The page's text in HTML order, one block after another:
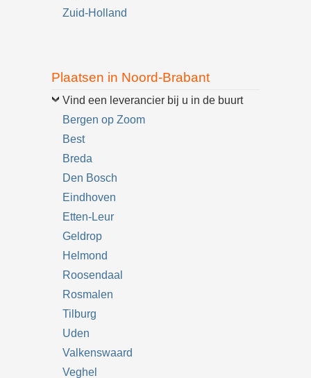
Zuid-Holland
Plaatsen in Noord-Brabant
Vind een leverancier bij u in de buurt
Bergen op Zoom
Best
Breda
Den Bosch
Eindhoven
Etten-Leur
Geldrop
Helmond
Roosendaal
Rosmalen
Tilburg
Uden
Valkenswaard
Veghel